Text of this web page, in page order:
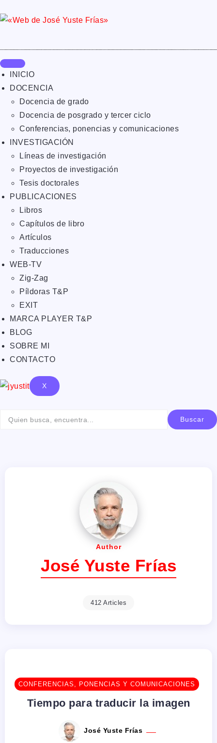
INICIO
DOCENCIA
Docencia de grado
Docencia de posgrado y tercer ciclo
Conferencias, ponencias y comunicaciones
INVESTIGACIÓN
Líneas de investigación
Proyectos de investigación
Tesis doctorales
PUBLICACIONES
Libros
Capítulos de libro
Artículos
Traducciones
WEB-TV
Zig-Zag
Píldoras T&P
EXIT
MARCA PLAYER T&P
BLOG
SOBRE MI
CONTACTO
X
Buscar
Author
José Yuste Frías
412 Articles
CONFERENCIAS, PONENCIAS Y COMUNICACIONES
Tiempo para traducir la imagen
José Yuste Frías